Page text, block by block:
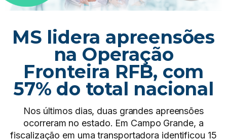
MS lidera apreensões
na Operação
Fronteira RFB, com
57% do total nacional
Nos últimos dias, duas grandes apreensões
ocorreram no estado. Em Campo Grande, a
fiscalização em uma transportadora identificou 15